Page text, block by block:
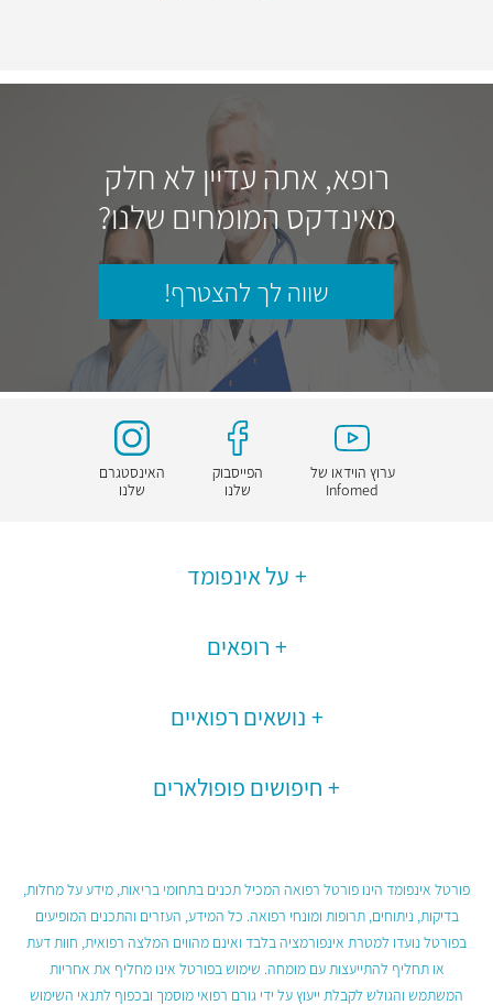
רופא, אתה עדיין לא חלק
מאינדקס המומחים שלנו?
שווה לך להצטרף!
ערוץ הוידאו של
Infomed
הפייסבוק
שלנו
האינסטגרם
שלנו
על אינפומד
רופאים
נושאים רפואיים
חיפושים פופולארים
פורטל אינפומד הינו פורטל רפואה המכיל תכנים בתחומי בריאות, מידע על מחלות,
בדיקות, ניתוחים, תרופות ומונחי רפואה. כל המידע, העזרים והתכנים המופיעים
בפורטל נועדו למטרת אינפורמציה בלבד ואינם מהווים המלצה רפואית, חוות דעת
או תחליף להתייעצות עם מומחה. שימוש בפורטל אינו מחליף את אחריות
המשתמש והגולש לקבלת ייעוץ על ידי גורם רפואי מוסמך ובכפוף לתנאי השימוש